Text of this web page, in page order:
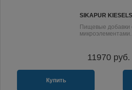
SIKAPUR
Пищевые добавки
микроэлементами.
11970 руб.
Купить